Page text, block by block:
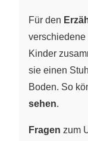
Für den
verschiedene
Kinder
sie einen
Boden. So
sehen.
Fragen zum